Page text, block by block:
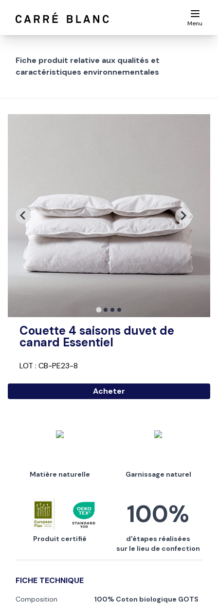
Menu
Fiche produit relative aux qualités et
caractéristiques environnementales
Couette 4 saisons duvet de
canard Essentiel
LOT : CB-PE23-8
Acheter
Matière naturelle Garnissage naturel
Produit certifié
100%
d'étapes réalisées
sur le lieu de confection
FICHE TECHNIQUE
Composition
100% Coton biologique GOTS